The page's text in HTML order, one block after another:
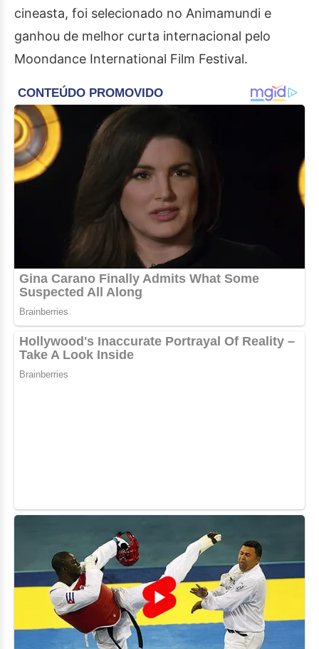
cineasta, foi selecionado no Animamundi e
ganhou de melhor curta internacional pelo
Moondance International Film Festival.